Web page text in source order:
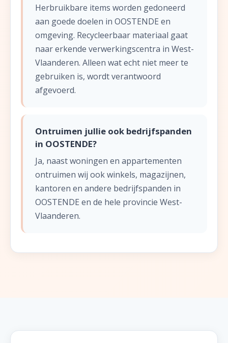
Herbruikbare items worden gedoneerd
aan goede doelen in OOSTENDE en
omgeving. Recycleerbaar materiaal gaat
naar erkende verwerkingscentra in West-
Vlaanderen. Alleen wat echt niet meer te
gebruiken is, wordt verantwoord
afgevoerd.
Ontruimen jullie ook bedrijfspanden
in OOSTENDE?
Ja, naast woningen en appartementen
ontruimen wij ook winkels, magazijnen,
kantoren en andere bedrijfspanden in
OOSTENDE en de hele provincie West-
Vlaanderen.